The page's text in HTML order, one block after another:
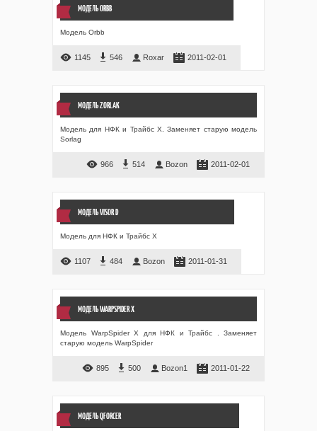
МОДЕЛЬ ORBB
Модель Orbb
1145 546 Roxar 2011-02-01
МОДЕЛЬ ZORLAK
Модель для НФК и Трайбс Х. Заменяет старую модель
Sorlag
966 514 Bozon 2011-02-01
МОДЕЛЬ VISOR D
Модель для НФК и Трайбс Х
1107 484 Bozon 2011-01-31
МОДЕЛЬ WARPSPIDER X
Модель WarpSpider X для НФК и Трайбс . Заменяет
старую модель WarpSpider
895 500 Bozon1 2011-01-22
МОДЕЛЬ QFORCER